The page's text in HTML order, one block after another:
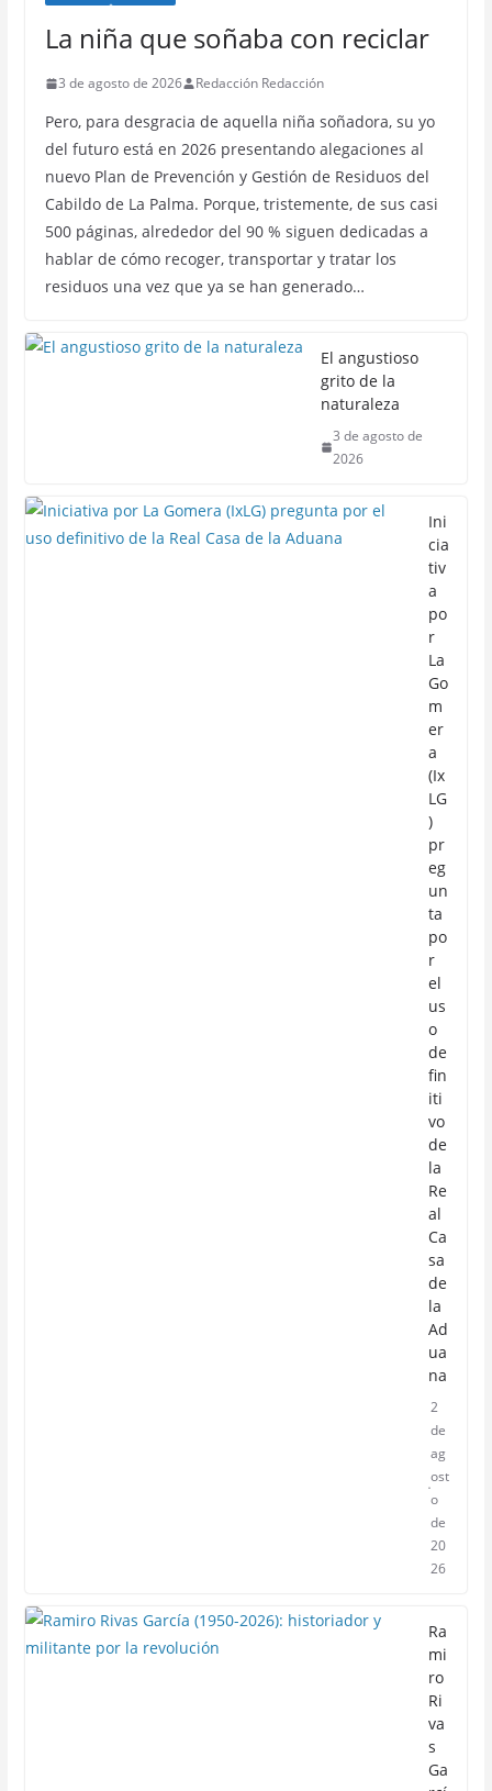
La niña que soñaba con reciclar
3 de agosto de 2026 Redacción Redacción
Pero, para desgracia de aquella niña soñadora, su yo
del futuro está en 2026 presentando alegaciones al
nuevo Plan de Prevención y Gestión de Residuos del
Cabildo de La Palma. Porque, tristemente, de sus casi
500 páginas, alrededor del 90 % siguen dedicadas a
hablar de cómo recoger, transportar y tratar los
residuos una vez que ya se han generado…
El angustioso
grito de la
naturaleza
3 de agosto de
2026
Ini
cia
tiv
a
po
r
La
Go
m
er
a
(Ix
LG
)
pr
eg
un
ta
po
r
el
us
o
de
fin
iti
vo
de
la
Re
al
Ca
sa
de
la
Ad
ua
na
2
de
ag
ost
o
de
20
26
Ra
mi
ro
Ri
va
s
Ga